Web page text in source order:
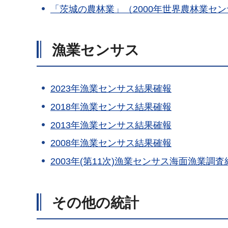
「茨城の農林業」（2000年世界農林業セン
漁業センサス
2023年漁業センサス結果確報
2018年漁業センサス結果確報
2013年漁業センサス結果確報
2008年漁業センサス結果確報
2003年(第11次)漁業センサス海面漁業調査
その他の統計